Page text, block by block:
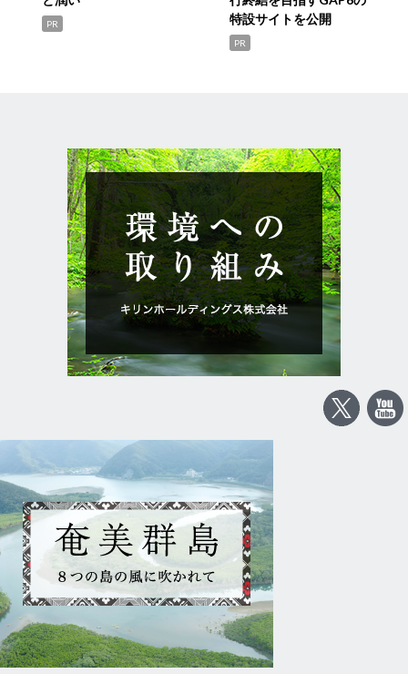
PR
特設サイトを公開
PR